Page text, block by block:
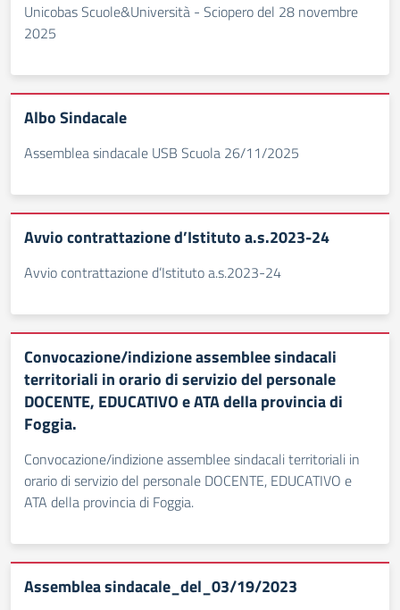
Unicobas Scuole&Università - Sciopero del 28 novembre
2025
Albo Sindacale
Assemblea sindacale USB Scuola 26/11/2025
Avvio contrattazione d’Istituto a.s.2023-24
Avvio contrattazione d’Istituto a.s.2023-24
Convocazione/indizione assemblee sindacali
territoriali in orario di servizio del personale
DOCENTE, EDUCATIVO e ATA della provincia di
Foggia.
Convocazione/indizione assemblee sindacali territoriali in
orario di servizio del personale DOCENTE, EDUCATIVO e
ATA della provincia di Foggia.
Assemblea sindacale_del_03/19/2023